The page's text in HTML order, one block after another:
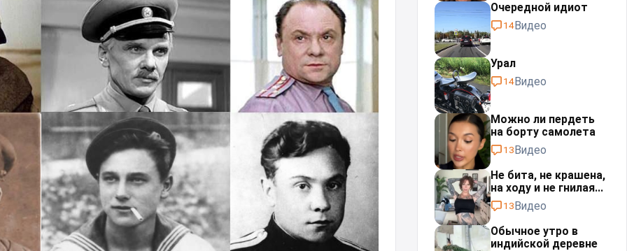
Очередной идиот
14Видео
Урал⁠⁠
14Видео
Можно ли пердеть
на борту самолета
13Видео
Не бита, не крашена,
на ходу и не гнилая...
13Видео
Обычное утро в
индийской деревне